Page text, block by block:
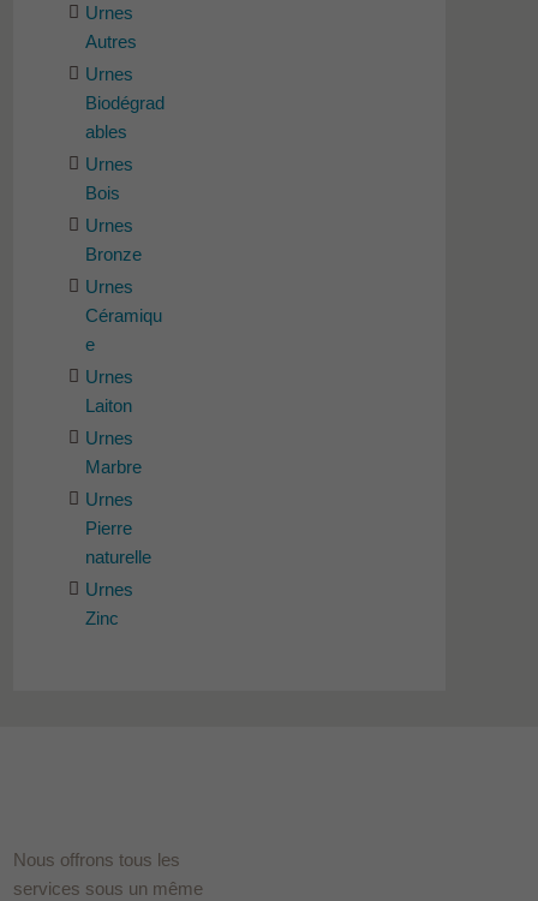
Urnes
Autres
Urnes
Biodégrad
ables
Urnes
Bois
Urnes
Bronze
Urnes
Céramiqu
e
Urnes
Laiton
Urnes
Marbre
Urnes
Pierre
naturelle
Urnes
Zinc
Nous offrons tous les
services sous un même